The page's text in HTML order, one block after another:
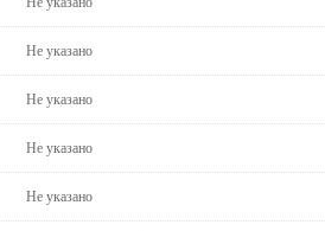
Не указано
Не указано
Не указано
Не указано